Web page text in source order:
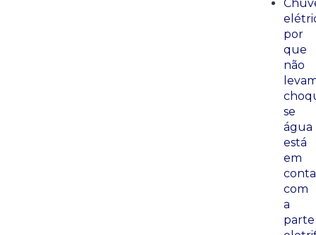
por
que
não
se
água
está
em
com
a
parte